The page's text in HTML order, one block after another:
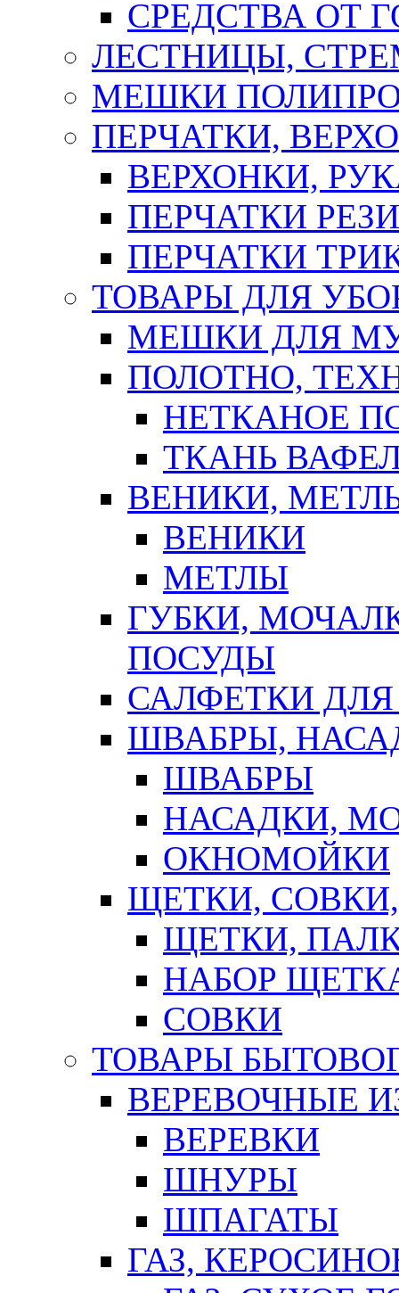
СРЕДСТВА ОТ
ЛЕСТНИЦЫ,
МЕШКИ
ПЕРЧАТКИ,
ВЕРХОНКИ,
ПЕРЧАТКИ
ПЕРЧАТКИ
ТОВАРЫ ДЛЯ
МЕШКИ ДЛЯ
ПОЛОТНО,
НЕТКАНОЕ
ТКАНЬ
ВЕНИКИ,
ВЕНИКИ
МЕТЛЫ
ГУБКИ,
ПОСУДЫ
САЛФЕТКИ
ШВАБРЫ,
ШВАБРЫ
НАСАДКИ,
ОКНОМОЙКИ
ЩЕТКИ,
ЩЕТКИ,
НАБОР
СОВКИ
ТОВАРЫ
ВЕРЕВОЧНЫЕ
ВЕРЕВКИ
ШНУРЫ
ШПАГАТЫ
ГАЗ,